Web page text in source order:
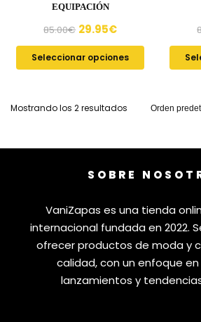
EQUIPACIÓN
85.00€ 29.95€
Seleccionar opciones
Mostrando los 2 resultados
SOBRE
VaniZapas es una tienda
internacional fundada en 2022.
ofrecer productos de moda y
calidad, con un enfoque
lanzamientos y